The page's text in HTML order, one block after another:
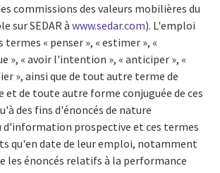
commissions des valeurs mobilières du
sur SEDAR à www.sedar.com). L'emploi
termes « penser », « estimer », «
», « avoir l'intention », « anticiper », «
», ainsi que de tout autre terme de
et de toute autre forme conjuguée de ces
des fins d'énoncés de nature
d'information prospective et ces termes
qu'en date de leur emploi, notamment
les énoncés relatifs à la performance